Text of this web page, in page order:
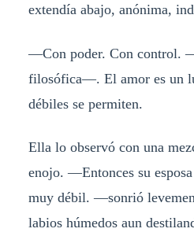
extendía abajo, anónima,
—Con poder. Con control.
filosófica—. El amor es un
débiles se permiten.
Ella lo observó con una
enojo. —Entonces su
muy débil. —sonrió
labios húmedos aun